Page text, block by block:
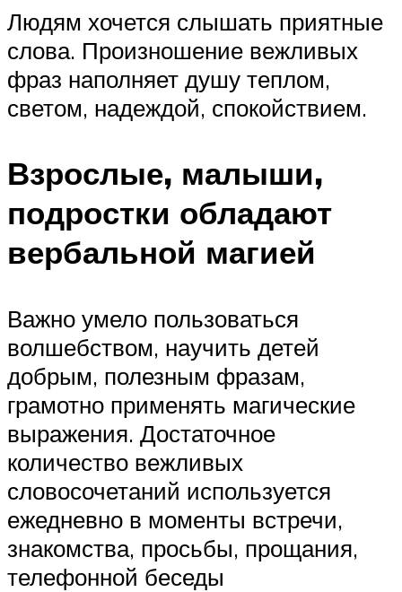
Людям хочется слышать приятные
слова. Произношение вежливых
фраз наполняет душу теплом,
светом, надеждой, спокойствием.
Взрослые, малыши,
подростки обладают
вербальной магией
Важно умело пользоваться
волшебством, научить детей
добрым, полезным фразам,
грамотно применять магические
выражения. Достаточное
количество вежливых
словосочетаний используется
ежедневно в моменты встречи,
знакомства, просьбы, прощания,
телефонной беседы